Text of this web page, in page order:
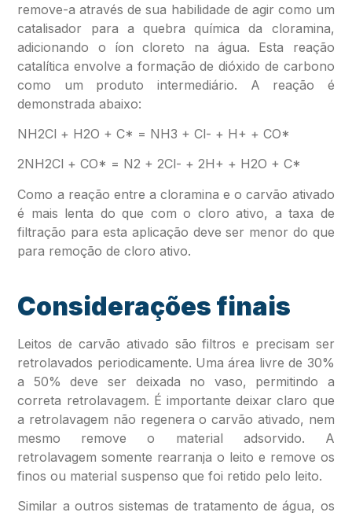
remove-a através de sua habilidade de agir como um
catalisador para a quebra química da cloramina,
adicionando o íon cloreto na água. Esta reação
catalítica envolve a formação de dióxido de carbono
como um produto intermediário. A reação é
demonstrada abaixo:
NH2Cl + H2O + C* = NH3 + Cl- + H+ + CO*
2NH2Cl + CO* = N2 + 2Cl- + 2H+ + H2O + C*
Como a reação entre a cloramina e o carvão ativado
é mais lenta do que com o cloro ativo, a taxa de
filtração para esta aplicação deve ser menor do que
para remoção de cloro ativo.
Considerações finais
Leitos de carvão ativado são filtros e precisam ser
retrolavados periodicamente. Uma área livre de 30%
a 50% deve ser deixada no vaso, permitindo a
correta retrolavagem. É importante deixar claro que
a retrolavagem não regenera o carvão ativado, nem
mesmo remove o material adsorvido. A
retrolavagem somente rearranja o leito e remove os
finos ou material suspenso que foi retido pelo leito.
Similar a outros sistemas de tratamento de água, os